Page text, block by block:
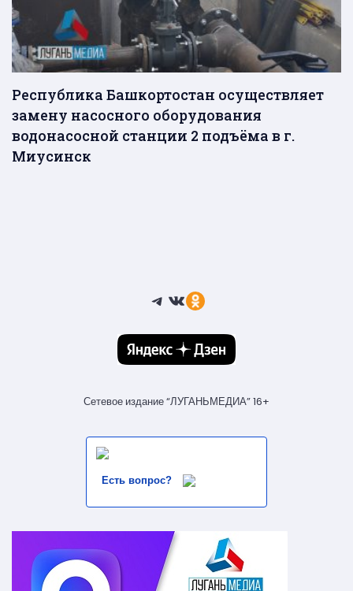
Республика Башкортостан осуществляет
замену насосного оборудования
водонасосной станции 2 подъёма в г.
Миусинск
Telegram
ВКонтакте
Ссылка
Сетевое издание “ЛУГАНЬМЕДИА” 16+
Есть вопрос?